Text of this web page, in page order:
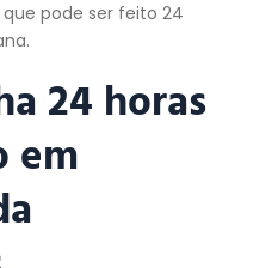
pode ser feito 24
24 horas
em